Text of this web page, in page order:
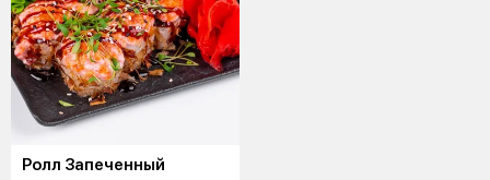
Ролл Запеченный